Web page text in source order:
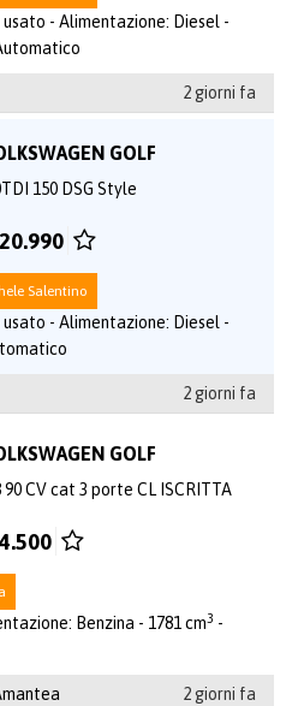
- Alimentazione: Diesel -
2 giorni fa
GOLF
150 DSG Style
Salentino
- Alimentazione: Diesel -
2 giorni fa
GOLF
90 CV cat 3 porte CL ISCRITTA
Benzina - 1781 cm3 -
2 giorni fa